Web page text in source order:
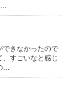
できなかったので
すごいなと感じ
…